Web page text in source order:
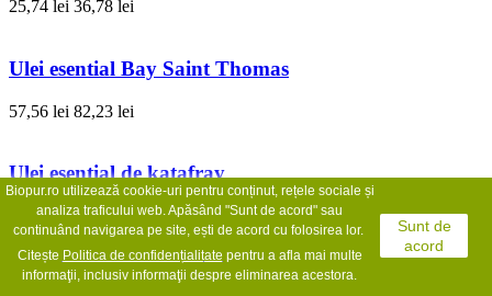
25,74 lei 36,78 lei
Ulei esential Bay Saint Thomas
57,56 lei 82,23 lei
Ulei esential de katafray
66,53 lei 95,04 lei
Ulei esential de brad balsamic
Biopur.ro utilizează cookie-uri pentru conținut, rețele sociale și
analiza traficului web. Apăsând "Sunt de acord" sau
continuând navigarea pe site, ești de acord cu folosirea lor.
Citește Politica de confidențialitate pentru a afla mai multe
informaţii, inclusiv informaţii despre eliminarea acestora.
Sunt de
acord